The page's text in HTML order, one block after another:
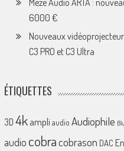
Meze Audio ARTA :
6000 €
Nouveaux
C3 PRO et C3 Ultra
ÉTIQUETTES
3D 4k ampliaudio Audiophile
audio cobracobrason DAC